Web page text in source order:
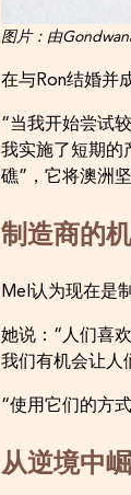
图片：由
在与Ron结婚并
“当我开始尝试
我实施了短期的
礁”，它将澳洲
制造商的
Mel认为现在是
她说：“人们喜
我们有机会让人
“使用它们的方
从逆境中